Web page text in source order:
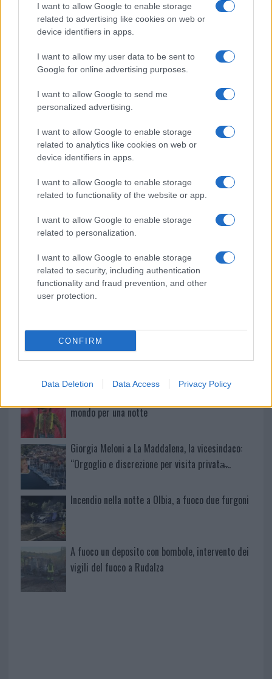
I want to allow Google to enable storage
related to advertising like cookies on web or
device identifiers in apps.
I want to allow my user data to be sent to
Google for online advertising purposes.
I want to allow Google to send me
personalized advertising.
I want to allow Google to enable storage
related to analytics like cookies on web or
device identifiers in apps.
I want to allow Google to enable storage
related to functionality of the website or app.
I want to allow Google to enable storage
related to personalization.
I want to allow Google to enable storage
related to security, including authentication
functionality and fraud prevention, and other
user protection.
CONFIRM
Data Deletion Data Access Privacy Policy
daGoogle News
Condividi l'articolo
F
a
ce
b
o
o
k
T
w
it
te
r
Pi
n
te
re
st
W
h
at
s
A
p
p
S
a
Articolo precedente
Prossimo articolo
Sangue, musica e solidarietà con Avis Olbia al
Delta Center
Meteo Olbia 9 agosto, temperature in calo
Salmo finisce in ospedale a Catania, ma il tour
va avanti: “Sicilia, ci sono”
mondo per una notte
Giorgia Meloni a La Maddalena, la vicesindaco:
“Orgoglio e discrezione per visita privata̶…
Incendio nella notte a Olbia, a fuoco due furgoni
A fuoco un deposito con bombole, intervento dei
vigili del fuoco a Rudalza